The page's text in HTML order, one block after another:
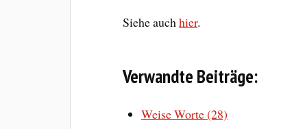
Siehe auchhier.
Verwandte Beiträge:
Weise Worte (28)